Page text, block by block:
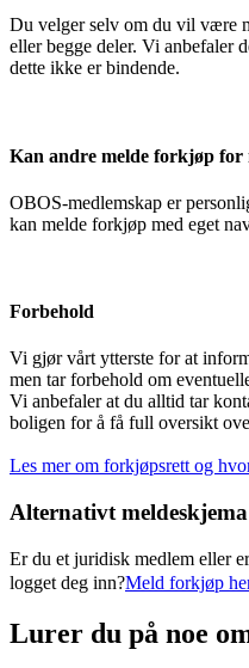
Du velger selv om du vil være
eller begge deler. Vi anbefaler
dette ikke er bindende.
Kan andre melde forkjøp for
OBOS-medlemskap er
kan melde forkjøp med eget
Forbehold
Vi gjør vårt ytterste for at
men tar forbehold om
Vi anbefaler at du alltid tar
boligen for å få full oversikt
Les mer om forkjøpsrett og
Alternativt meldeskjema
Er du et juridisk medlem eller
logget deg inn?Meld forkjøp
Lurer du på noe